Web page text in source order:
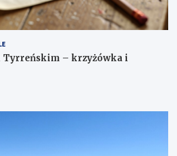
Tyrreńskim – krzyżówka i